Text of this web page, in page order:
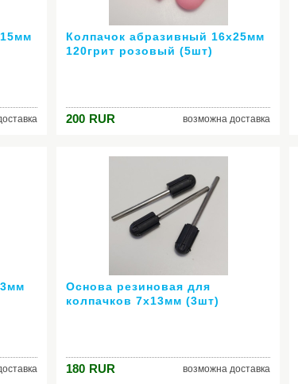
Колпачок абразивный 16х25мм
120грит розовый (5шт)
200 RUR возможна доставка
Основа резиновая для
колпачков 7х13мм (3шт)
180 RUR возможна доставка